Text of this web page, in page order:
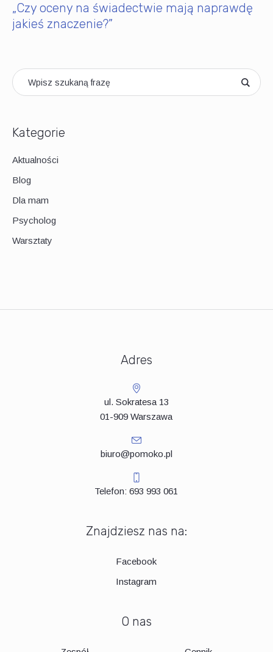
„Czy oceny na świadectwie mają naprawdę
jakieś znaczenie?”
Kategorie
Aktualności
Blog
Dla mam
Psycholog
Warsztaty
Adres
ul. Sokratesa 13
01-909 Warszawa
biuro@pomoko.pl
Telefon: 693 993 061
Znajdziesz nas na:
Facebook
Instagram
O nas